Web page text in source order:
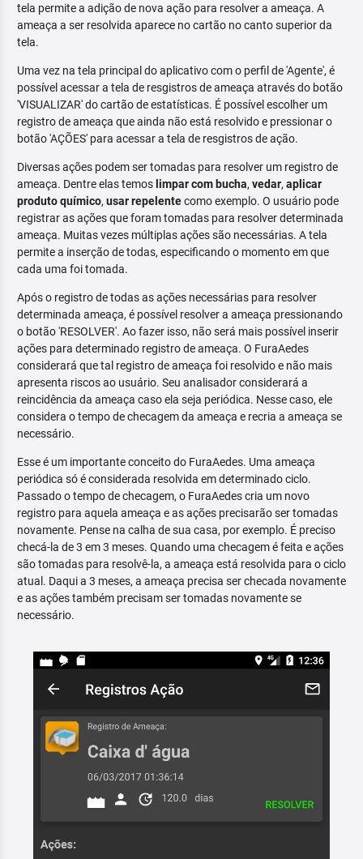
tela permite a adição de nova ação para resolver a ameaça. A
ameaça a ser resolvida aparece no cartão no canto superior da
tela.
Uma vez na tela principal do aplicativo com o perfil de 'Agente', é
possível acessar a tela de resgistros de ameaça através do botão
'VISUALIZAR' do cartão de estatísticas. É possível escolher um
registro de ameaça que ainda não está resolvido e pressionar o
botão 'AÇÕES' para acessar a tela de resgistros de ação.
Diversas ações podem ser tomadas para resolver um registro de
ameaça. Dentre elas temos limpar com bucha, vedar, aplicar
produto químico, usar repelentecomo exemplo. O usuário pode
registrar as ações que foram tomadas para resolver determinada
ameaça. Muitas vezes múltiplas ações são necessárias. A tela
permite a inserção de todas, especificando o momento em que
cada uma foi tomada.
Após o registro de todas as ações necessárias para resolver
determinada ameaça, é possível resolver a ameaça pressionando
o botão 'RESOLVER'. Ao fazer isso, não será mais possível inserir
ações para determinado registro de ameaça. O FuraAedes
considerará que tal registro de ameaça foi resolvido e não mais
apresenta riscos ao usuário. Seu analisador considerará a
reincidência da ameaça caso ela seja periódica. Nesse caso, ele
considera o tempo de checagem da ameaça e recria a ameaça se
necessário.
Esse é um importante conceito do FuraAedes. Uma ameaça
periódica só é considerada resolvida em determinado ciclo.
Passado o tempo de checagem, o FuraAedes cria um novo
registro para aquela ameaça e as ações precisarão ser tomadas
novamente. Pense na calha de sua casa, por exemplo. É preciso
checá-la de 3 em 3 meses. Quando uma checagem é feita e ações
são tomadas para resolvê-la, a ameaça está resolvida para o ciclo
atual. Daqui a 3 meses, a ameaça precisa ser checada novamente
e as ações também precisam ser tomadas novamente se
necessário.